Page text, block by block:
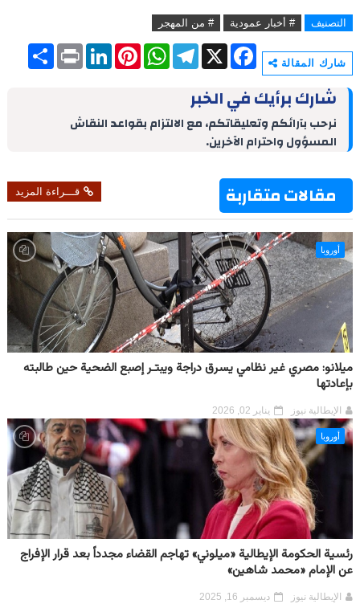
التصنيف # أخبار عمودية # من المهجر
شارك المقالة
S
h
P
r
L
I
P
e
W
h
p
T
e
g
a
X
F
a
b
o
k
شارك برأيك في الخبر
نرحب بآرائكم وتعليقاتكم، مع الالتزام بقواعد النقاش
المسؤول واحترام الآخرين.
مقالات متقاربة قـــراءة المزيد
أوروبا
ميلانو: مصري غير نظامي يسرق دراجة ويبتـر إصبع الضحية حين طالبته
بإعادتها
الإيطالية نيوز يناير 02, 2026
أوروبا
رئسية الحكومة الإيطالية «ميلوني» تهاجم القضاء مجدداً بعد قرار الإفراج
عن الإمام «محمد شاهين»
الإيطالية نيوز ديسمبر 16, 2025